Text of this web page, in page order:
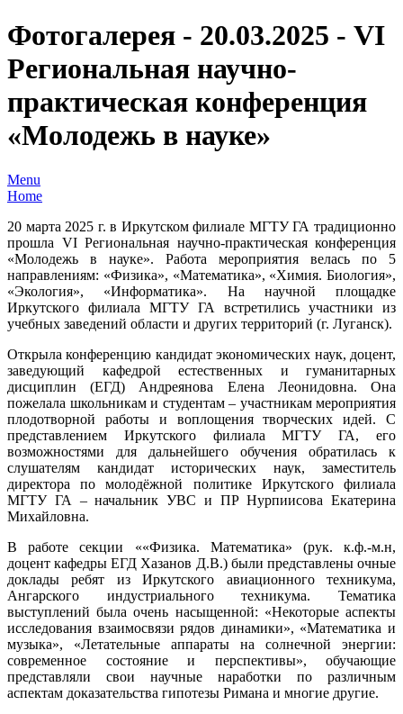
Фотогалерея - 20.03.2025 - VI
Региональная научно-
практическая конференция
«Молодежь в науке»
Menu
Home
20 марта 2025 г. в Иркутском филиале МГТУ ГА традиционно
прошла VI Региональная научно-практическая конференция
«Молодежь в науке». Работа мероприятия велась по 5
направлениям: «Физика», «Математика», «Химия. Биология»,
«Экология», «Информатика». На научной площадке
Иркутского филиала МГТУ ГА встретились участники из
учебных заведений области и других территорий (г. Луганск).
Открыла конференцию кандидат экономических наук, доцент,
заведующий кафедрой естественных и гуманитарных
дисциплин (ЕГД) Андреянова Елена Леонидовна. Она
пожелала школьникам и студентам – участникам мероприятия
плодотворной работы и воплощения творческих идей. С
представлением Иркутского филиала МГТУ ГА, его
возможностями для дальнейшего обучения обратилась к
слушателям кандидат исторических наук, заместитель
директора по молодёжной политике Иркутского филиала
МГТУ ГА – начальник УВС и ПР Нурпиисова Екатерина
Михайловна.
В работе секции ««Физика. Математика» (рук. к.ф.-м.н,
доцент кафедры ЕГД Хазанов Д.В.) были представлены очные
доклады ребят из Иркутского авиационного техникума,
Ангарского индустриального техникума. Тематика
выступлений была очень насыщенной: «Некоторые аспекты
исследования взаимосвязи рядов динамики», «Математика и
музыка», «Летательные аппараты на солнечной энергии:
современное состояние и перспективы», обучающие
представляли свои научные наработки по различным
аспектам доказательства гипотезы Римана и многие другие.